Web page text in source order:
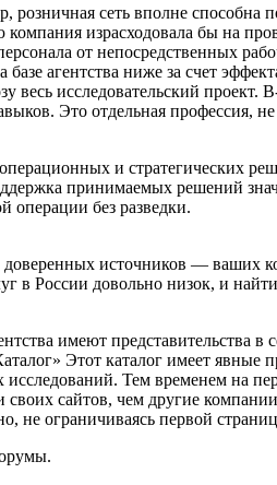
сеть вполне способна
израсходовала бы на
от непосредственных
агентства ниже за счет
исследовательский проект.
Это отдельная профессия,
и стратегических
принимаемых решений
операции без разведки.
источников — ваших
в России довольно низок, и
имеют представительства в
Этот каталог имеет явные
Тем временем на
сайтов, чем другие
не ограничиваясь первой